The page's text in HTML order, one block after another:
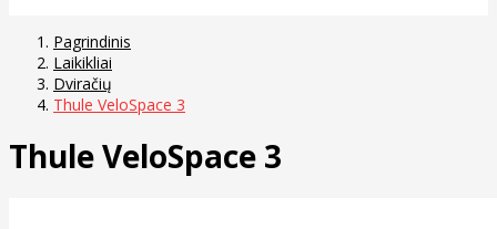
Pagrindinis
Laikikliai
Dviračių
Thule VeloSpace 3
Thule VeloSpace 3